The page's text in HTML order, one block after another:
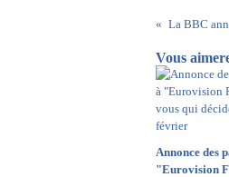
Vous
Annonce des
"Eurovision